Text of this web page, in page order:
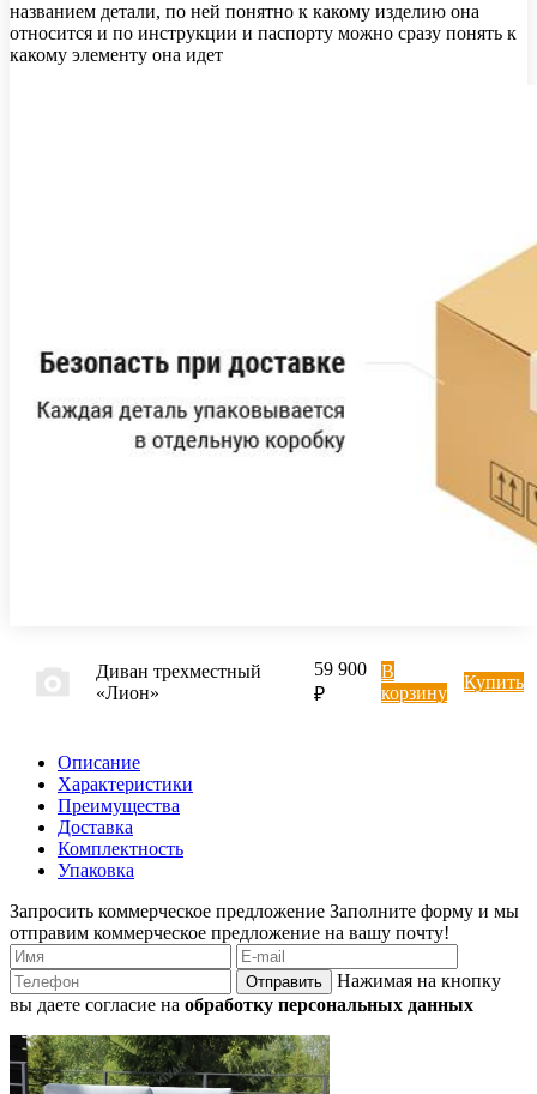
названием детали, по ней понятно к какому изделию она
относится и по инструкции и паспорту можно сразу понять к
какому элементу она идет
Диван трехместный
«Лион»
59 900
₽
В
корзину
Купить
Описание
Характеристики
Преимущества
Доставка
Комплектность
Упаковка
Запросить коммерческое предложение Заполните форму и мы
отправим коммерческое предложение на вашу почту!
Отправить
Нажимая на кнопку
вы даете согласие на обработку персональных данных